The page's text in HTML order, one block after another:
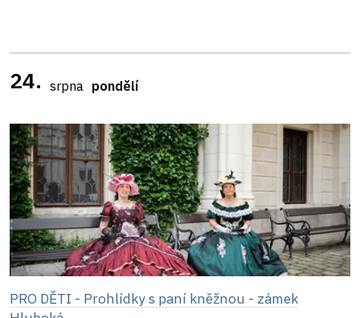
24. srpna pondělí
PRO DĚTI - Prohlídky s paní kněžnou - zámek